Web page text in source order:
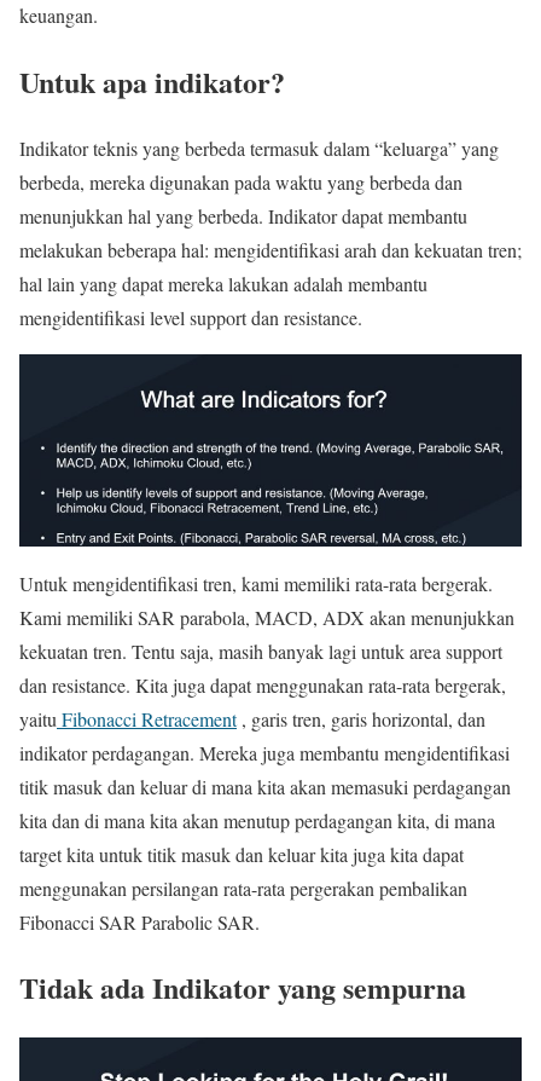
keuangan.
Untuk apa indikator?
Indikator teknis yang berbeda termasuk dalam “keluarga” yang
berbeda, mereka digunakan pada waktu yang berbeda dan
menunjukkan hal yang berbeda. Indikator dapat membantu
melakukan beberapa hal: mengidentifikasi arah dan kekuatan tren;
hal lain yang dapat mereka lakukan adalah membantu
mengidentifikasi level support dan resistance.
Untuk mengidentifikasi tren, kami memiliki rata-rata bergerak.
Kami memiliki SAR parabola, MACD, ADX akan menunjukkan
kekuatan tren. Tentu saja, masih banyak lagi untuk area support
dan resistance. Kita juga dapat menggunakan rata-rata bergerak,
yaitu Fibonacci Retracement, garis tren, garis horizontal, dan
indikator perdagangan. Mereka juga membantu mengidentifikasi
titik masuk dan keluar di mana kita akan memasuki perdagangan
kita dan di mana kita akan menutup perdagangan kita, di mana
target kita untuk titik masuk dan keluar kita juga kita dapat
menggunakan persilangan rata-rata pergerakan pembalikan
Fibonacci SAR Parabolic SAR.
Tidak ada Indikator yang sempurna